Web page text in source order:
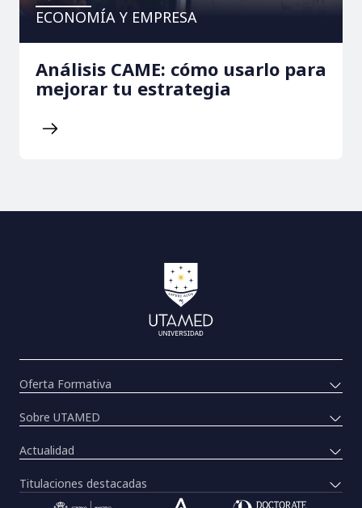
ECONOMÍA Y EMPRESA
Análisis CAME: cómo usarlo para
mejorar tu estrategia
Oferta Formativa
Sobre UTAMED
Actualidad
Titulaciones destacadas